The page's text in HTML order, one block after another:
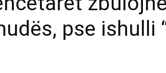
pse ishulli